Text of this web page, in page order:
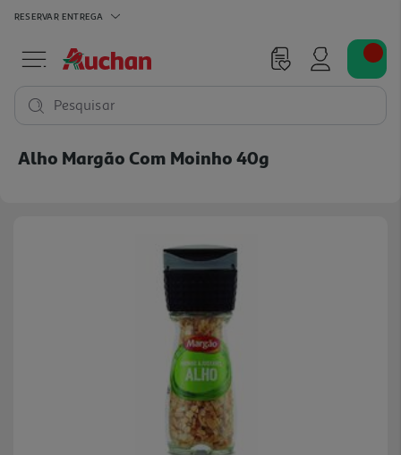
RESERVAR ENTREGA
Pesquisar
Alho Margão Com Moinho 40g